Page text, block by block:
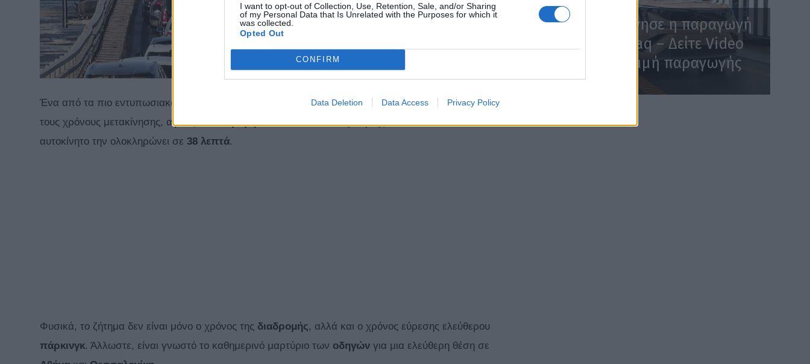
I want to opt-out of Collection, Use, Retention, Sale, and/or Sharing
of my Personal Data that Is Unrelated with the Purposes for which it
was collected.
Opted Out
CONFIRM
Data Deletion Data Access Privacy Policy
Ένα από τα πιο εντυπωσιακά ευρήματα της είναι ότι η χρήση τουδίκυκλου
μειώνει σημαντικά
τους χρόνους μετακίνησης, αφού μιαδιαδρομήπου έναδίκυκλοτην πραγματοποιεί σε26 λεπτά, το
αυτοκίνητο την ολοκληρώνει σε 38 λεπτά.
Φυσικά, το ζήτημα δεν είναι μόνο ο χρόνος της διαδρομής, αλλά και ο χρόνος εύρεσης ελεύθερου
πάρκινγκ. Άλλωστε, είναι γνωστό το καθημερινό μαρτύριο των οδηγών για μια ελεύθερη θέση σε
Skoda: Ξεκίνησε η παραγωγή
του νέου Peaq – Δείτε Video
από τη γραμμή παραγωγής
WEB TV